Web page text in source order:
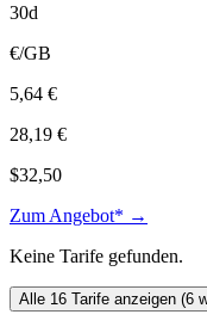
30d
€/GB
5,64 €
28,19 €
$32,50
Zum Angebot* →
Keine Tarife gefunden.
Alle 16 Tarife anzeigen (6